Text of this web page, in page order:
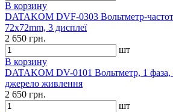
В корзину
DATAKOM DVF-0303 Вольтметр-
72x72mm, 3 дисплеї
2 650 грн.
шт
В корзину
DATAKOM DV-0101 Вольтметр, 1 фаза,
джерело живлення
2 650 грн.
шт